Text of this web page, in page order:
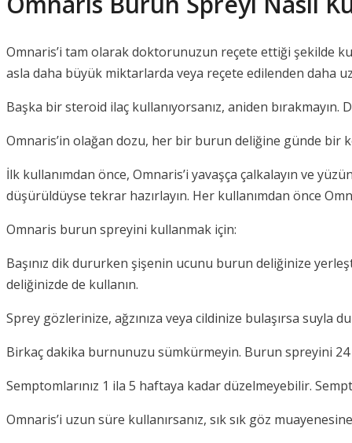
Omnaris’i tam olarak doktorunuzun reçete ettiği şekilde
asla daha büyük miktarlarda veya reçete edilenden daha
Başka bir steroid ilaç kullanıyorsanız, aniden
Omnaris’in olağan dozu, her bir burun deliğine günde bir
İlk kullanımdan önce, Omnaris’i yavaşça çalkalayın ve
düşürüldüyse tekrar hazırlayın. Her kullanımdan önce
Omnaris burun spreyini kullanmak için:
Başınız dik dururken şişenin ucunu burun deliğinize
deliğinizde de kullanın.
Sprey gözlerinize, ağzınıza veya cildinize bulaşırsa suyla
Birkaç dakika burnunuzu sümkürmeyin. Burun spreyini
Semptomlarınız 1 ila 5 haftaya kadar düzelmeyebilir.
Omnaris’i uzun süre kullanırsanız, sık sık göz